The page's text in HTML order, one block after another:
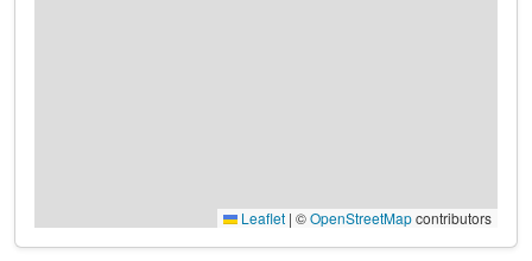
Leaflet | ©OpenStreetMapcontributors